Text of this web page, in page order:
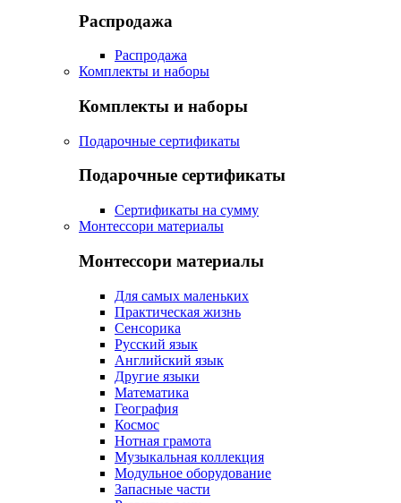
Распродажа
Распродажа
Комплекты и наборы
Комплекты и наборы
Подарочные сертификаты
Подарочные сертификаты
Сертификаты на сумму
Монтессори материалы
Монтессори материалы
Для самых маленьких
Практическая жизнь
Сенсорика
Русский язык
Английский язык
Другие языки
Математика
География
Космос
Нотная грамота
Музыкальная коллекция
Модульное оборудование
Запасные части